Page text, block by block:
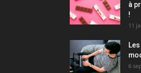
à
!
11
6